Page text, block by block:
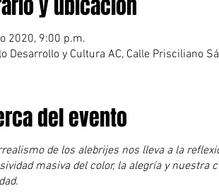
y ubicación
2020, 9:00 p.m.
Desarrollo y Cultura AC, Calle Prisciliano
del evento
de los alebrijes nos lleva a la
masiva del color, la alegría y